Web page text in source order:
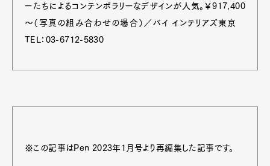
ーたちによるコンテンポラリーなデザインが人気。￥917,400
～（写真の組み合わせの場合）／バイ インテリアズ東京
TEL：03-6712-5830
※この記事はPen 2023年1月号より再編集した記事です。